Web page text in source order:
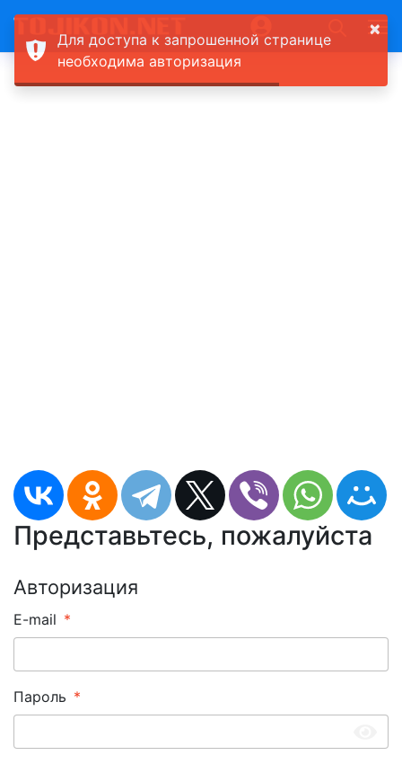
Представьтесь, пожалуйста
Авторизация
E-mail
Пароль
×
Для доступа к запрошенной странице
необходима авторизация